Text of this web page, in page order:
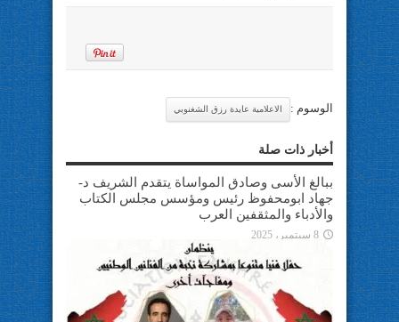
الوسوم : الاعلامية عايدة رزق الشغنوبي
أخبار ذات صلة
ببالغ الأسى وصادق المواساة يتقدم الشريف د-
جهاد ابومحفوظ رئيس ومؤسس مجلس الكتاب
والأدباء والمثقفين العرب
8 سبتمبر، 2025